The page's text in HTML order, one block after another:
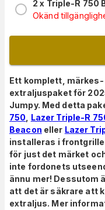
2 x Triple-R
Okänd
Ett komplett,
extraljuspaket för
Jumpy. Med detta
750
Lazer Triple-R
Beacon eller Lazer
installeras i
för just det märket
inte fordonets
ännu mer! Dessutom
att det är säkrare att
extraljus. Mer